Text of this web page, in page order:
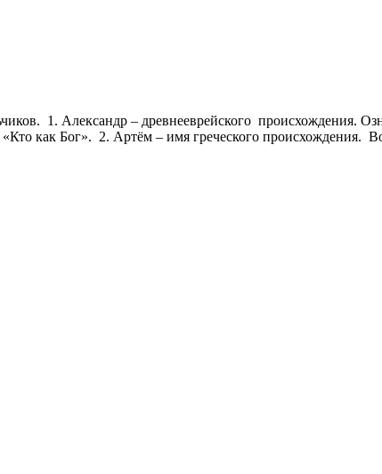
1. Александр – древнееврейского происхождения.
как Бог». 2. Артём – имя греческого